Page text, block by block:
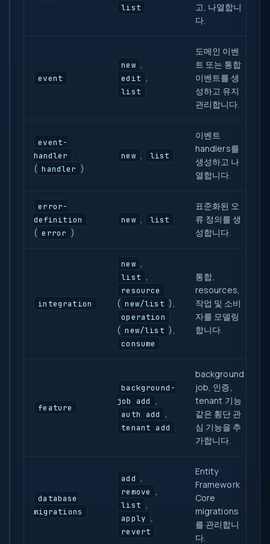
list
고, 나열합니
다.
event
new
edit
list
도메인 이벤
트 또는 통합
이벤트를 생
성하고 유지
관리합니다.
event-
handler
( handler )
new list
이벤트
handlers를
생성하고 나
열합니다.
error-
definition
( error )
new list
표준화된 오
류 정의를 생
성합니다.
integration
new
list
resource
( new/list ),
operation
( new/list ),
consume
통합,
resources,
작업 및 소비
자를 모델링
합니다.
feature
background-
job add
auth add
tenant add
background
job, 인증,
tenant 기능
같은 횡단 관
심 기능을 추
가합니다.
database
migrations
add
remove
list
apply
revert
Entity
Framework
Core
migrations
를 관리합니
다.